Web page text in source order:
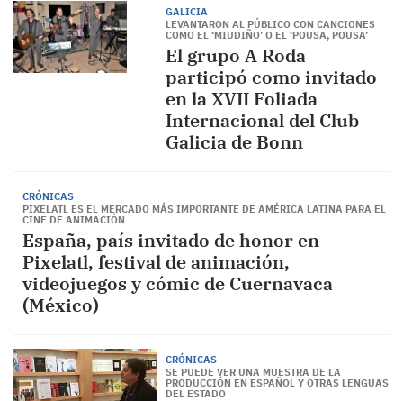
GALICIA
LEVANTARON AL PÚBLICO CON CANCIONES
COMO EL ‘MIUDIÑO’ O EL ‘POUSA, POUSA’
El grupo A Roda
participó como invitado
en la XVII Foliada
Internacional del Club
Galicia de Bonn
CRÓNICAS
PIXELATL ES EL MERCADO MÁS IMPORTANTE DE AMÉRICA LATINA PARA EL
CINE DE ANIMACIÓN
España, país invitado de honor en
Pixelatl, festival de animación,
videojuegos y cómic de Cuernavaca
(México)
CRÓNICAS
SE PUEDE VER UNA MUESTRA DE LA
PRODUCCIÓN EN ESPAÑOL Y OTRAS LENGUAS
DEL ESTADO